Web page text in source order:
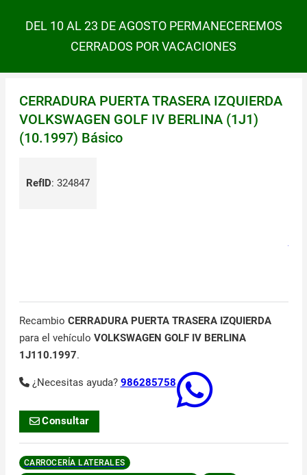
DEL 10 AL 23 DE AGOSTO PERMANECEREMOS
CERRADOS POR VACACIONES
CERRADURA PUERTA TRASERA IZQUIERDA
VOLKSWAGEN GOLF IV BERLINA (1J1)
(10.1997) Básico
RefID: 324847
Recambio CERRADURA PUERTA TRASERA IZQUIERDA
para el vehículo VOLKSWAGEN GOLF IV BERLINA
1J110.1997.
¿Necesitas ayuda? 986285758
Consultar
CARROCERÍA LATERALES